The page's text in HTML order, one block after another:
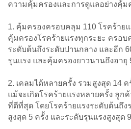
ความคุ้มครองและการดูแลอย่างคุ้ม
1. คุ้มครองครอบคลุม 110 โรคร้าย
คุ้มครองโรคร้ายแรงทุกระยะ ครอบ
ระดับต้นถึงระดับปานกลาง และอีก
รุนแรง และคุ้มครองยาวนานถึงอายุ
2. เคลมได้หลายครั้ง รวมสูงสุด 14
แม้จะเกิดโรคร้ายแรงหลายครั้ง ลูก
ที่ดีที่สุด โดยโรคร้ายแรงระดับต้นถึง
สูงสุด 5 ครั้ง และระดับรุนแรงสูงสุด